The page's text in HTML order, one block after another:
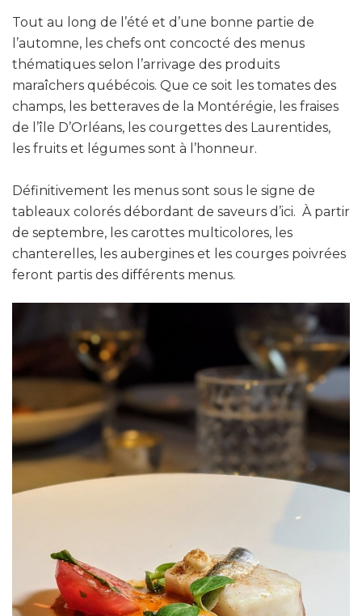
Tout au long de l’été et d’une bonne partie de
l’automne, les chefs ont concocté des menus
thématiques selon l’arrivage des produits
maraîchers québécois. Que ce soit les tomates des
champs, les betteraves de la Montérégie, les fraises
de l’île D’Orléans, les courgettes des Laurentides,
les fruits et légumes sont à l’honneur.
Définitivement les menus sont sous le signe de
tableaux colorés débordant de saveurs d’ici. À partir
de septembre, les carottes multicolores, les
chanterelles, les aubergines et les courges poivrées
feront partis des différents menus.